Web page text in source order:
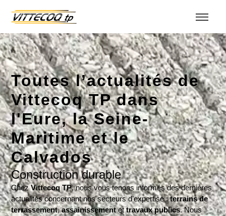
Toutes l’actualités de
Vittecoq TP dans
l'Eure, la Seine-
Maritime et le
Calvados
Construction durable
ChezVittecoq TP, nous vous tenons informés des dernières
actualités concernant nos secteurs d’expertise :terrains de
terrassement,assainissementettravaux publics. Nous